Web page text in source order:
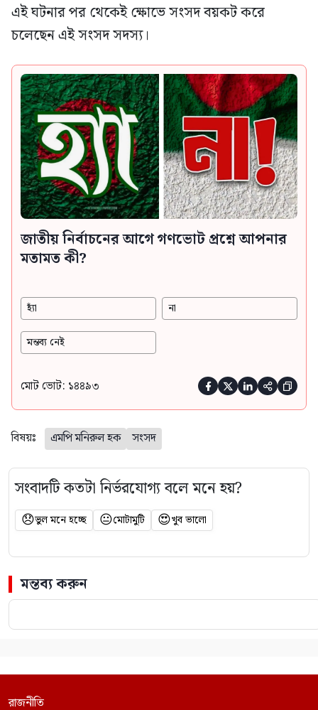
এই ঘটনার পর থেকেই ক্ষোভে সংসদ বয়কট করে
চলেছেন এই সংসদ সদস্য।
জাতীয় নির্বাচনের আগে গণভোট প্রশ্নে আপনার
মতামত কী?
হ্যাঁ না
মন্তব্য নেই
মোট ভোট: ১৪৪৯৩     
বিষয়ঃ এমপি মনিরুল হক সংসদ
সংবাদটি কতটা নির্ভরযোগ্য বলে মনে হয়?
😞ভুল মনে হচ্ছে 😐মোটামুটি 😍খুব ভালো
মন্তব্য করুন
রাজনীতি